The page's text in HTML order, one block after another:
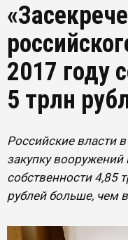
2017 году
5 трлн
Российские власти
закупку вооружений
собственности 4,85
рублей больше, чем